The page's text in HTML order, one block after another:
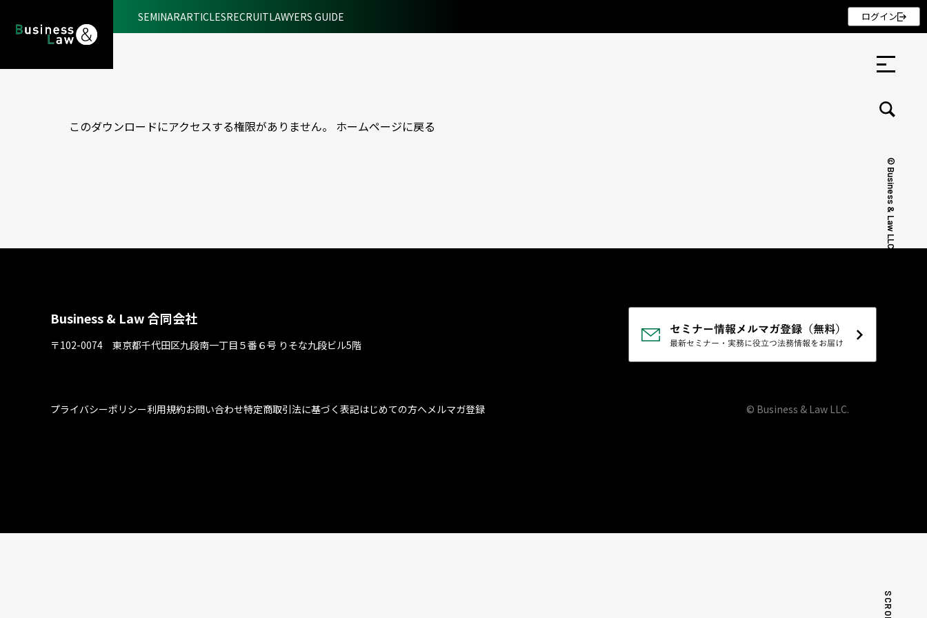
© Business & Law LLC.
記事
SEMINARARTICLESRECRUITLAWYERS GUIDE ログイン
このダウンロードにアクセスする権限がありません。 ホームページに戻る
SCROLL
Business & Law 合同会社
〒102-0074 東京都千代⽥区九段南⼀丁⽬５番６号 りそな九段ビル5階
プライバシーポリシー利用規約お問い合わせ特定商取引法に基づく表記はじめての方へメルマガ登録 © Business & Law LLC.